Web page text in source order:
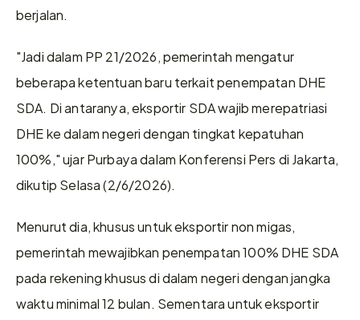
berjalan.
"Jadi dalam PP 21/2026, pemerintah mengatur
beberapa ketentuan baru terkait penempatan DHE
SDA. Di antaranya, eksportir SDA wajib merepatriasi
DHE ke dalam negeri dengan tingkat kepatuhan
100%," ujar Purbaya dalam Konferensi Pers di Jakarta,
dikutip Selasa (2/6/2026).
Menurut dia, khusus untuk eksportir non migas,
pemerintah mewajibkan penempatan 100% DHE SDA
pada rekening khusus di dalam negeri dengan jangka
waktu minimal 12 bulan. Sementara untuk eksportir